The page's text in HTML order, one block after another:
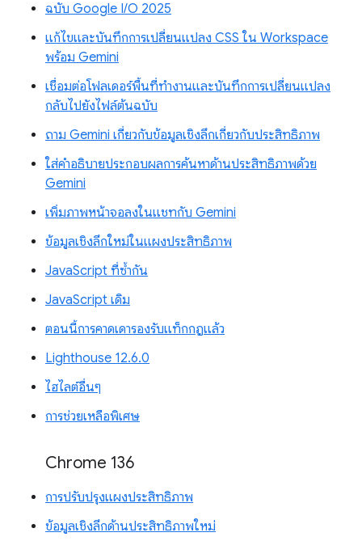
ฉบับ Google I/O 2025
แก้ไขและบันทึกการเปลี่ยนแปลง CSS ใน Workspace
พร้อม Gemini
เชื่อมต่อโฟลเดอร์พื้นที่ทำงานและบันทึกการเปลี่ยนแปลง
กลับไปยังไฟล์ต้นฉบับ
ถาม Gemini เกี่ยวกับข้อมูลเชิงลึกเกี่ยวกับประสิทธิภาพ
ใส่คำอธิบายประกอบผลการค้นหาด้านประสิทธิภาพด้วย
Gemini
เพิ่มภาพหน้าจอลงในแชทกับ Gemini
ข้อมูลเชิงลึกใหม่ในแผงประสิทธิภาพ
JavaScript ที่ซ้ำกัน
JavaScript เดิม
ตอนนี้การคาดเดารองรับแท็กกฎแล้ว
Lighthouse 12.6.0
ไฮไลต์อื่นๆ
การช่วยเหลือพิเศษ
Chrome 136
การปรับปรุงแผงประสิทธิภาพ
ข้อมูลเชิงลึกด้านประสิทธิภาพใหม่